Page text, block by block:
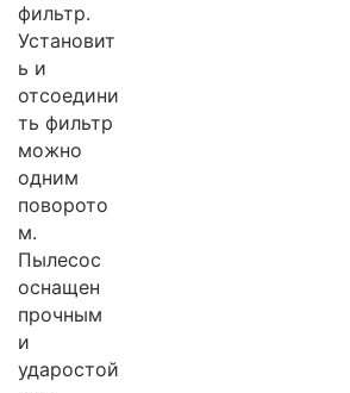
фильтр.
Установит
ь и
отсоедини
ть фильтр
можно
одним
поворото
м.
Пылесос
оснащен
прочным
и
ударостой